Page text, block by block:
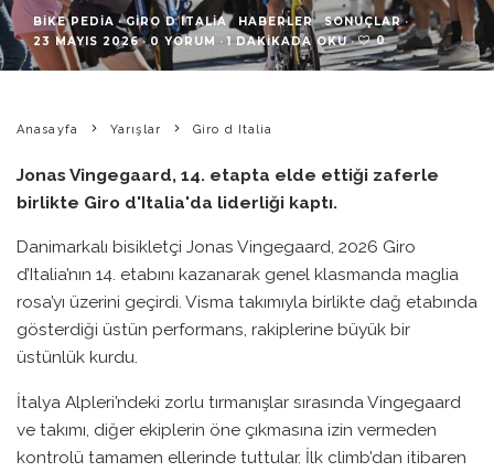
BIKE PEDIA · GIRO D ITALIA HABERLER SONUÇLAR ·
23 MAYIS 2026 · 0 YORUM · 1 DAKIKADA OKU · 0
Anasayfa Yarışlar Giro d Italia
Jonas Vingegaard, 14. etapta elde ettiği zaferle
birlikte Giro d'Italia'da liderliği kaptı.
Danimarkalı bisikletçi Jonas Vingegaard, 2026 Giro
d’Italia’nın 14. etabını kazanarak genel klasmanda maglia
rosa’yı üzerini geçirdi. Visma takımıyla birlikte dağ etabında
gösterdiği üstün performans, rakiplerine büyük bir
üstünlük kurdu.
İtalya Alpleri’ndeki zorlu tırmanışlar sırasında Vingegaard
ve takımı, diğer ekiplerin öne çıkmasına izin vermeden
kontrolü tamamen ellerinde tuttular. İlk climb’dan itibaren